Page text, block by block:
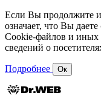
Если Вы продолжите
означает, что Вы
Cookie-файлов и иных
сведений о
Подробнее Ок